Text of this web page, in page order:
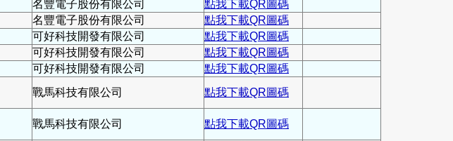
名豐電子股份有限公司
點我下載QR圖碼
名豐電子股份有限公司
點我下載QR圖碼
可好科技開發有限公司
點我下載QR圖碼
可好科技開發有限公司
點我下載QR圖碼
可好科技開發有限公司
點我下載QR圖碼
戰馬科技有限公司 點我下載QR圖碼
戰馬科技有限公司
點我下載QR圖碼